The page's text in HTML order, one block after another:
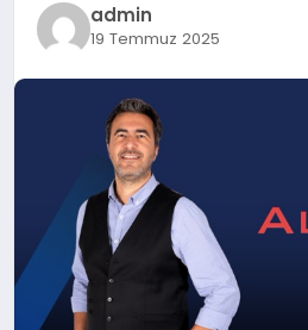
admin
19 Temmuz 2025